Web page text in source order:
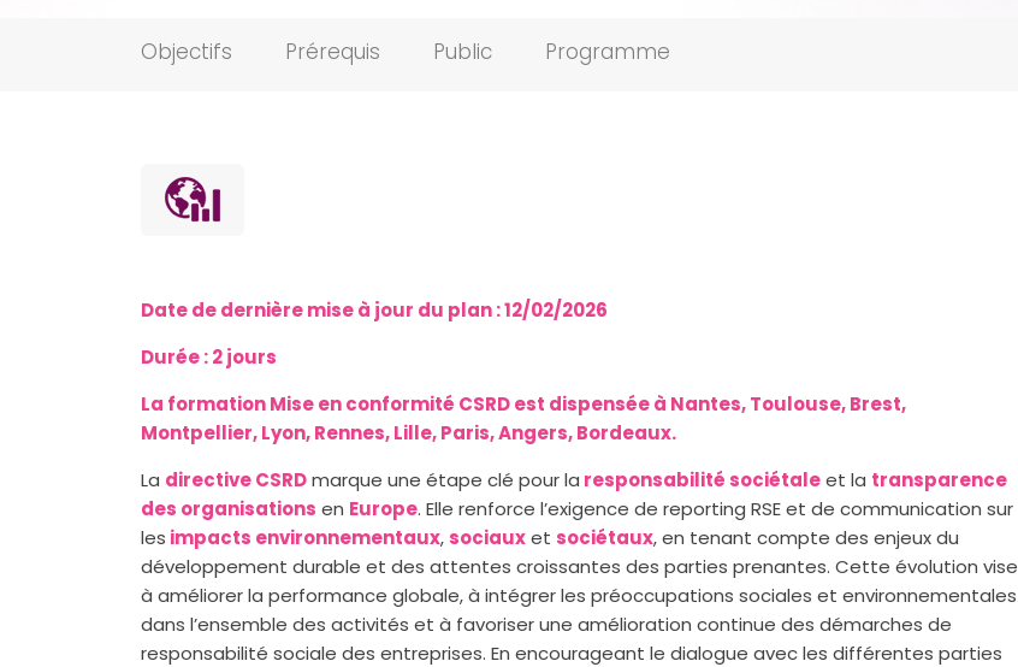
Objectifs Prérequis Public Programme
Date de dernière mise à jour du plan :12/02/2026
Durée : 2 jours
La formation Mise en conformité CSRDest dispensée à Nantes, Toulouse, Brest,
Montpellier, Lyon, Rennes, Lille, Paris, Angers, Bordeaux.
La directive CSRDmarque une étape clé pour la responsabilité sociétaleet la transparence
des organisations en Europe. Elle renforce l’exigence de reporting RSE et de communication sur
les impacts environnementaux, sociauxet sociétaux, en tenant compte des enjeux du
développement durable et des attentes croissantes des parties prenantes. Cette évolution vise
à améliorer la performance globale, à intégrer les préoccupations sociales et environnementales
dans l’ensemble des activités et à favoriser une amélioration continue des démarches de
responsabilité sociale des entreprises. En encourageant le dialogue avec les différentes parties